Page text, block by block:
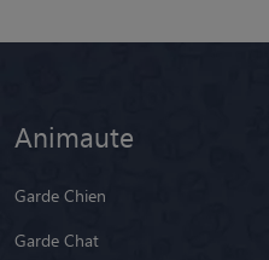
Animaute
Garde Chien
Garde Chat